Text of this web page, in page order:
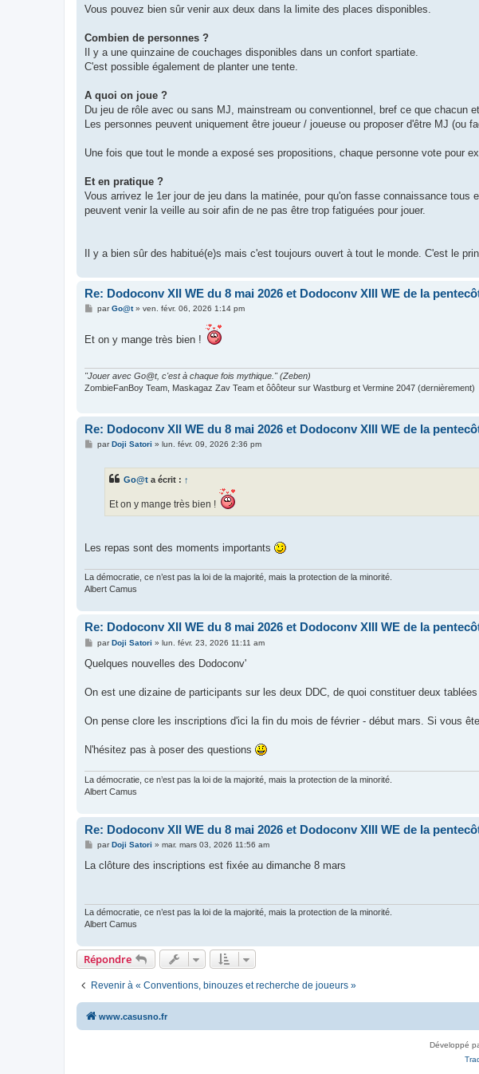
Vous pouvez bien sûr venir aux deux dans la limite des places disponibles.
Combien de personnes ?
Il y a une quinzaine de couchages disponibles dans un confort spartiate.
C'est possible également de planter une tente.
A quoi on joue ?
Du jeu de rôle avec ou sans MJ, mainstream ou conventionnel, bref ce que chacun
Les personnes peuvent uniquement être joueur / joueuse ou proposer d'être MJ (ou
Une fois que tout le monde a exposé ses propositions, chaque personne vote pour
Et en pratique ?
Vous arrivez le 1er jour de jeu dans la matinée, pour qu'on fasse connaissance
peuvent venir la veille au soir afin de ne pas être trop fatiguées pour jouer.
Il y a bien sûr des habitué(e)s mais c'est toujours ouvert à tout le monde. C'est le
Re: Dodoconv XII WE du 8 mai 2026 et Dodoconv XIII WE de la
M
s
a
parGo@t» ven. févr. 06, 2026 1:14 pm
Et on y mange très bien !
"Jouer avec Go@t, c'est à chaque fois mythique." (Zeben)
ZombieFanBoy Team, Maskagaz Zav Team et ôôôteur sur Wastburg et Vermine 2047 (dernièrement)
Re: Dodoconv XII WE du 8 mai 2026 et Dodoconv XIII WE de la
MparDoji Satori » lun. févr. 09, 2026 2:36 pm
Go@t a écrit : ↑
Et on y mange très bien !
Les repas sont des moments importants
La démocratie, ce n’est pas la loi de la majorité, mais la protection de la minorité.
Albert Camus
Re: Dodoconv XII WE du 8 mai 2026 et Dodoconv XIII WE de la
M
s
g
parDoji Satori » lun. févr. 23, 2026 11:11 am
Quelques nouvelles des Dodoconv'
On est une dizaine de participants sur les deux DDC, de quoi constituer deux
On pense clore les inscriptions d'ici la fin du mois de février - début mars. Si vous
N'hésitez pas à poser des questions
La démocratie, ce n’est pas la loi de la majorité, mais la protection de la minorité.
Albert Camus
Re: Dodoconv XII WE du 8 mai 2026 et Dodoconv XIII WE de la
M
s
parDoji Satori » mar. mars 03, 2026 11:56 am
La clôture des inscriptions est fixée au dimanche 8 mars
La démocratie, ce n’est pas la loi de la majorité, mais la protection de la minorité.
Albert Camus
Répondre
Revenir à « Conventions, binouzes et recherche de joueurs »
www.casusno.fr
Développé